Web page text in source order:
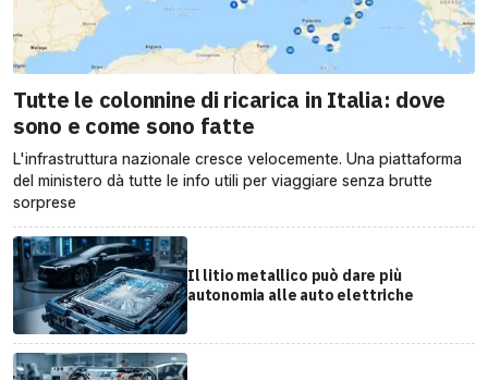
Tutte le colonnine di ricarica in Italia: dove
sono e come sono fatte
L'infrastruttura nazionale cresce velocemente. Una piattaforma
del ministero dà tutte le info utili per viaggiare senza brutte
sorprese
Il litio metallico può dare più
autonomia alle auto elettriche